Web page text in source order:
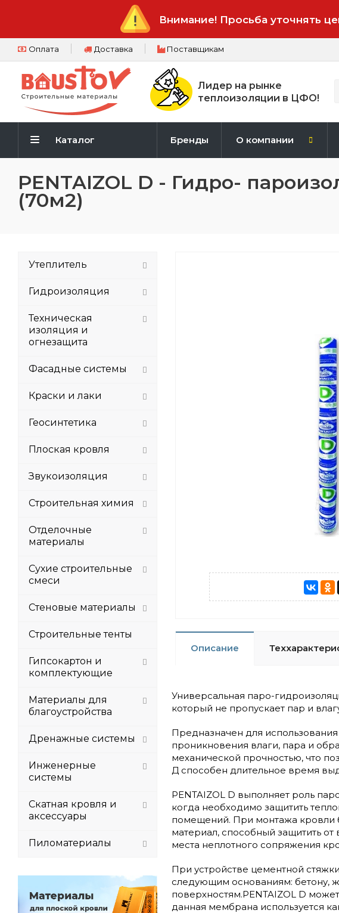
Внимание! Просьба уточнять
Оплата Доставка Поставщикам
Лидер на рынке
теплоизоляции в ЦФО!
Каталог Бренды О компании
PENTAIZOL D - Гидро-
(70м2)
Описание
Универсальная паро-
который не пропускает пар и
Предназначен для
проникновения влаги, пара и
механической прочностью, что
Д способен длительное время
PENTAIZOL D выполняет роль
когда необходимо защитить
помещений. При монтажа кровли
материал, способный защитить
места неплотного сопряжения
При устройстве цементной
следующим основаниям: бетону,
поверхностям.PENTAIZOL D
данная мембрана используется
Утеплитель
Гидроизоляция
Техническая
изоляция и
огнезащита
Фасадные системы
Краски и лаки
Геосинтетика
Плоская кровля
Звукоизоляция
Строительная химия
Отделочные
материалы
Сухие строительные
смеси
Стеновые материалы
Строительные тенты
Гипсокартон и
комплектующие
Материалы для
благоустройства
Дренажные системы
Инженерные
системы
Скатная кровля и
аксессуары
Пиломатериалы